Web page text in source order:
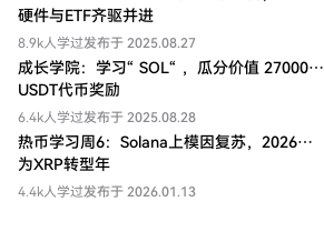
硬件与ETF齐驱并进
8.9k人学过发布于 2025.08.27
成长学院：学习“ SOL“ ，瓜分价值 27000
USDT代币奖励
6.4k人学过发布于 2025.08.28
热币学习周6：Solana上模因复苏，2026或
为XRP转型年
4.4k人学过发布于 2026.01.13